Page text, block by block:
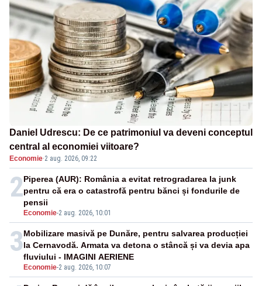
Daniel Udrescu: De ce patrimoniul va deveni conceptul
central al economiei viitoare?
Economie·2 aug. 2026, 09:22
2
Economie-2 aug. 2026, 10:01
Piperea (AUR): România a evitat retrogradarea la junk
pentru că era o catastrofă pentru bănci și fondurile de
pensii
3
Economie-2 aug. 2026, 10:07
Mobilizare masivă pe Dunăre, pentru salvarea producției
la Cernavodă. Armata va detona o stâncă și va devia apa
fluviului - IMAGINI AERIENE